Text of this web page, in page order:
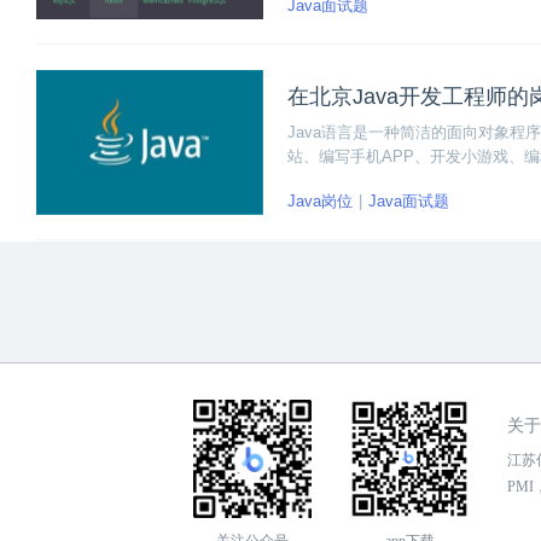
Java面试题
在北京Java开发工程师的
Java语言是一种简洁的面向对象程
站、编写手机APP、开发小游戏、
Java岗位 Java面试题
关
江苏
PMI